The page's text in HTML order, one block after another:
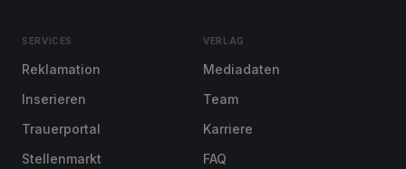
SERVICES
Reklamation
Inserieren
Trauerportal
Stellenmarkt
VERLAG
Mediadaten
Team
Karriere
FAQ